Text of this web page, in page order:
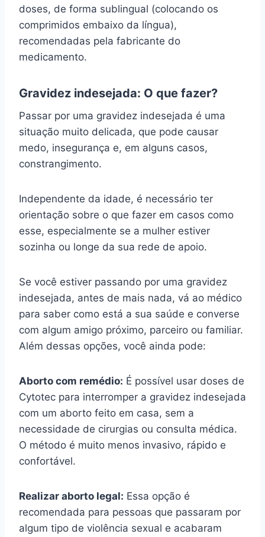
doses, de forma sublingual (colocando os
comprimidos embaixo da língua),
recomendadas pela fabricante do
medicamento.
Gravidez indesejada: O que fazer?
Passar por uma gravidez indesejada é uma
situação muito delicada, que pode causar
medo, insegurança e, em alguns casos,
constrangimento.
Independente da idade, é necessário ter
orientação sobre o que fazer em casos como
esse, especialmente se a mulher estiver
sozinha ou longe da sua rede de apoio.
Se você estiver passando por uma gravidez
indesejada, antes de mais nada, vá ao médico
para saber como está a sua saúde e converse
com algum amigo próximo, parceiro ou familiar.
Além dessas opções, você ainda pode:
Aborto com remédio: É possível usar doses de
Cytotec para interromper a gravidez indesejada
com um aborto feito em casa, sem a
necessidade de cirurgias ou consulta médica.
O método é muito menos invasivo, rápido e
confortável.
Realizar aborto legal: Essa opção é
recomendada para pessoas que passaram por
algum tipo de violência sexual e acabaram